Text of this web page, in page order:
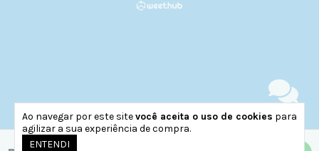
Ao navegar por este sitevocê aceita o uso de cookies para
agilizar a sua experiência de compra.
ENTENDI